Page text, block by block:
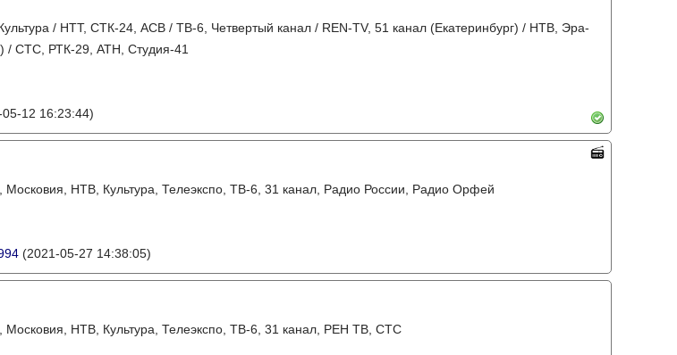
/ НТТ, СТК-24, АСВ / ТВ-6, Четвертый канал / REN-TV, 51 канал (Екатеринбург) / НТВ, Эра-
/ СТС, РТК-29, АТН, Студия-41
05-12 16:23:44)
НТВ, Культура, Телеэкспо, ТВ-6, 31 канал, Радио России, Радио Орфей
(2021-05-27 14:38:05)
Московия, НТВ, Культура, Телеэкспо, ТВ-6, 31 канал, РЕН ТВ, СТС